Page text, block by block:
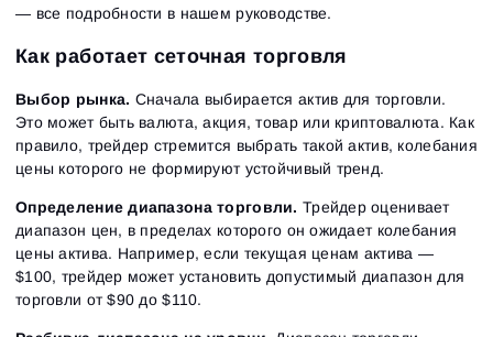
— все подробности в нашем руководстве.
Как работает сеточная торговля
Выбор рынка. Сначала выбирается актив для торговли.
Это может быть валюта, акция, товар или криптовалюта. Как
правило, трейдер стремится выбрать такой актив, колебания
цены которого не формируют устойчивый тренд.
Определение диапазона торговли. Трейдер оценивает
диапазон цен, в пределах которого он ожидает колебания
цены актива. Например, если текущая ценам актива —
$100, трейдер может установить допустимый диапазон для
торговли от $90 до $110.